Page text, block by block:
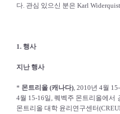
다. 관심 있으신 분은 Karl
1. 행사
지난 행사
* 몬트리올 (캐나다), 2010년 4월
4월 15-16일, 퀘벡주 몬트리올에서
몬트리올 대학 윤리연구센터